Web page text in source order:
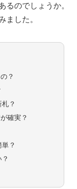
るのでしょうか。
ました。
？
？
確実？
？